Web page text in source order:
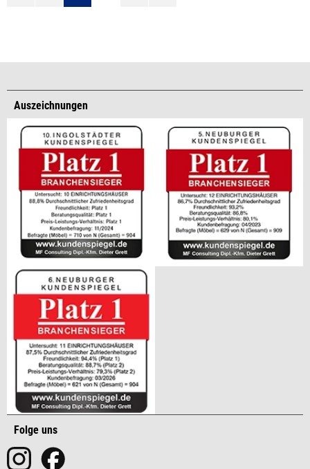
Auszeichnungen
Folge uns